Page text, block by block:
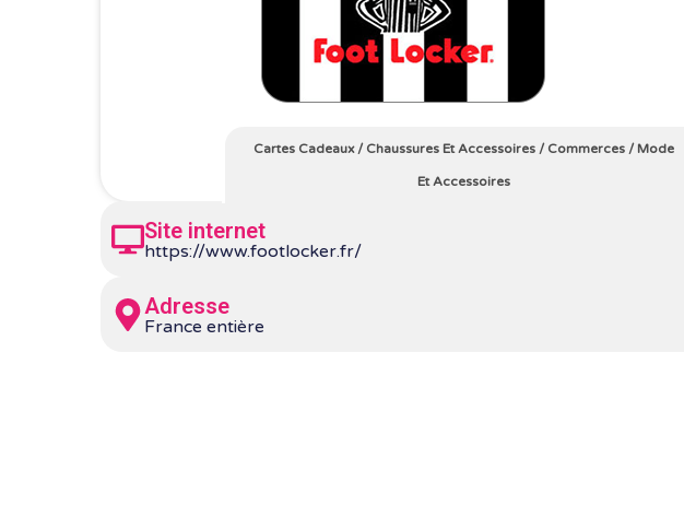
Cartes Cadeaux/ Chaussures Et Accessoires / Commerces /Mode
Et Accessoires
Site internet
https://www.footlocker.fr/
Adresse
France entière